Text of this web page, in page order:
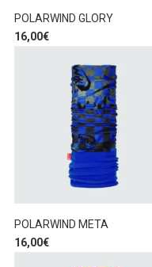
POLARWIND GLORY
16,00€
POLARWIND META
16,00€